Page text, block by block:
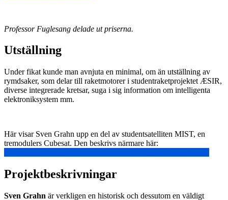
Professor Fuglesang delade ut priserna.
Utställning
Under fikat kunde man avnjuta en minimal, om än utställning av
rymdsaker, som delar till raketmotorer i studentraketprojektet ÆSIR,
diverse integrerade kretsar, suga i sig information om intelligenta
elektroniksystem mm.
Här visar Sven Grahn upp en del av studentsatelliten MIST, en
tremodulers Cubesat. Den beskrivs närmare här:
Projektbeskrivningar
Sven Grahn är verkligen en historisk och dessutom en väldigt